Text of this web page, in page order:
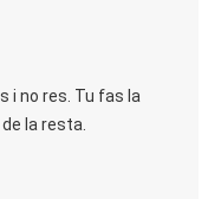
i no res. Tu fas la
la resta.